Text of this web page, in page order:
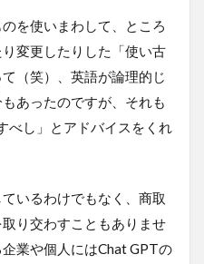
を使いまわして、ところ
変更したりした「使い古
（笑）、英語が論理的じ
あったのですが、それも
べし」とアドバイスをくれ
いるわけでもなく、商取
り交わすこともありませ
業や個人にはChat GPTの